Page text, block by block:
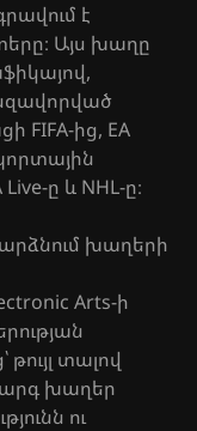
է
Այս խաղը
FIFA-ից, EA
ը և NHL-ը։
խաղերի
Arts-ի
թույլ տալով
խաղեր
ու